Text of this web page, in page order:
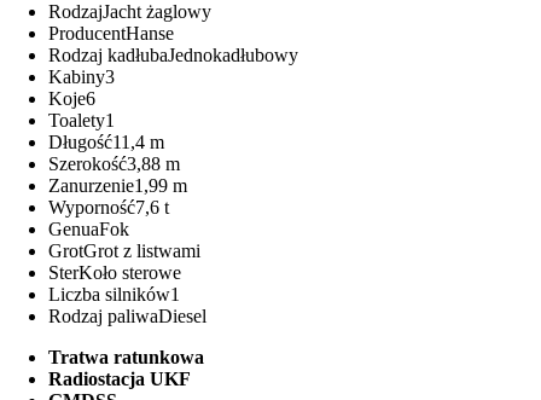
RodzajJacht żaglowy
ProducentHanse
Rodzaj kadłubaJednokadłubowy
Kabiny3
Koje6
Toalety1
Długość11,4 m
Szerokość3,88 m
Zanurzenie1,99 m
Wyporność7,6 t
GenuaFok
GrotGrot z listwami
SterKoło sterowe
Liczba silników1
Rodzaj paliwaDiesel
Tratwa ratunkowa
Radiostacja UKF